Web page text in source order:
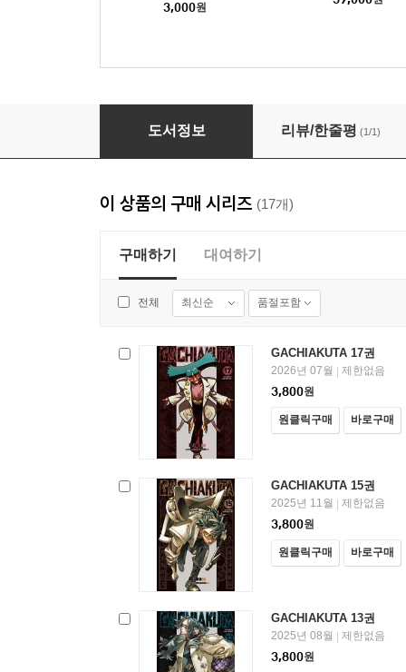
3,000원
GACHIAKUTA 16권
도서정보 리뷰/한줄평 (1/1)
이 상품의 구매 시리즈 (17개)
구매하기 대여하기
전체 최신순 품절포함
GACHIAKUTA 17권
2026년 07월
제한없음
3,800원
원클릭구매 바로구매
GACHIAKUTA 15권
2025년 11월
제한없음
3,800원
원클릭구매 바로구매
GACHIAKUTA 13권
2025년 08월
제한없음
3,800원